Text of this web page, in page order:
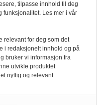
tilpasse innhold til deg
funksjonalitet. Les mer i vår
relevant for deg som det
i redaksjonelt innhold og på
bruker vi informasjon fra
utvikle produktet
nyttig og relevant.